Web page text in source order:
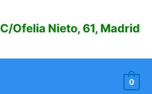
C/Ofelia Nieto, 61, Madrid
0